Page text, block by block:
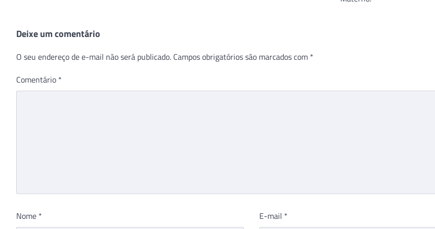
Deixe um comentário
O seu endereço de e-mail não será publicado. Campos obrigatórios são marcados com *
Comentário *
Nome * E-mail *